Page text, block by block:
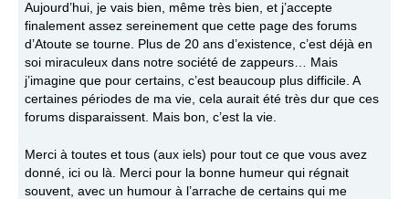
Aujourd’hui, je vais bien, même très bien, et j’accepte
finalement assez sereinement que cette page des forums
d’Atoute se tourne. Plus de 20 ans d’existence, c’est déjà en
soi miraculeux dans notre société de zappeurs… Mais
j’imagine que pour certains, c’est beaucoup plus difficile. A
certaines périodes de ma vie, cela aurait été très dur que ces
forums disparaissent. Mais bon, c’est la vie.
Merci à toutes et tous (aux iels) pour tout ce que vous avez
donné, ici ou là. Merci pour la bonne humeur qui régnait
souvent, avec un humour à l’arrache de certains qui me